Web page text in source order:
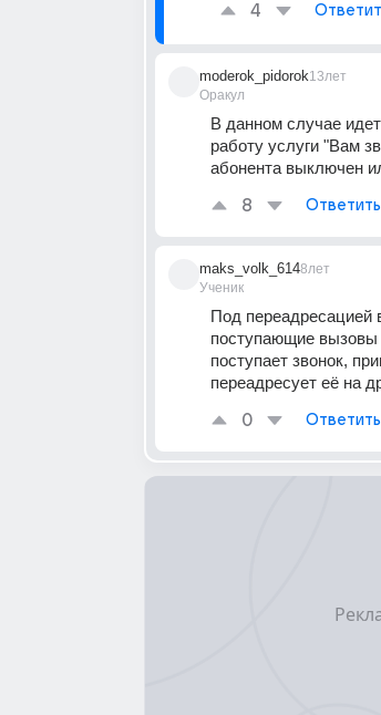
4
moderok_pidorok
Оракул
13лет
В данном случае
работу услуги "Вам
абонента выключен
8 Ответить
maks_volk_614
Ученик
8лет
Под переадресацией
поступающие вызовы
поступает звонок,
переадресует её на
0 Ответить